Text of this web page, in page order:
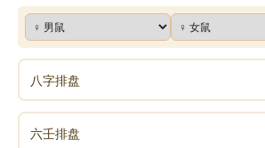
八字排盘
六壬排盘